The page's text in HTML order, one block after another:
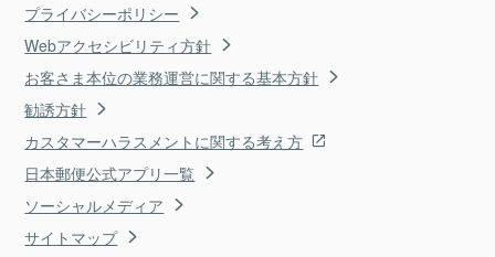
プライバシーポリシー
Webアクセシビリティ方針
お客さま本位の業務運営に関する基本方針
勧誘方針
カスタマーハラスメントに関する考え方
日本郵便公式アプリ一覧
ソーシャルメディア
サイトマップ